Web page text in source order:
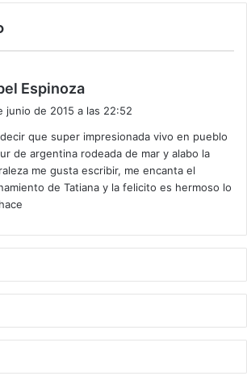
Espinoza
e
:
junio de 2015 a las 22:52
que super impresionada vivo en pueblo
de argentina rodeada de mar y alabo la
me gusta escribir, me encanta el
de Tatiana y la felicito es hermoso lo